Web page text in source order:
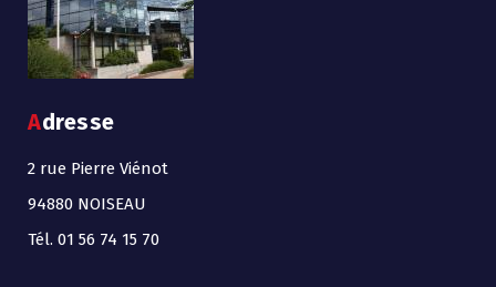
Adresse
2 rue Pierre Viénot
94880 NOISEAU
Tél. 01 56 74 15 70